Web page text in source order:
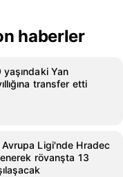
haberler
Yan
transfer etti
Avrupa Ligi'nde Hradec
rövanşta 13